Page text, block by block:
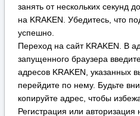
создать новую учетную
надежный, сложный пароль,
аккаунт KRAKEN, используя
Настоятельно рекомендуем
KRAKEN активировать
(2FA) в настройках профиля.
дополнительный уровень
одноразового кода при
аккаунт KRAKEN от